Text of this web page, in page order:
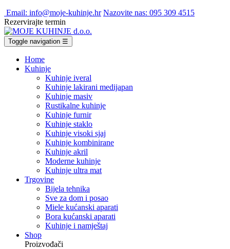
Email: info@moje-kuhinje.hr Nazovite nas: 095 309 4515
Rezervirajte termin
Toggle navigation ☰
Home
Kuhinje
Kuhinje iveral
Kuhinje lakirani medijapan
Kuhinje masiv
Rustikalne kuhinje
Kuhinje furnir
Kuhinje staklo
Kuhinje visoki sjaj
Kuhinje kombinirane
Kuhinje akril
Moderne kuhinje
Kuhinje ultra mat
Trgovine
Bijela tehnika
Sve za dom i posao
Miele kućanski aparati
Bora kućanski aparati
Kuhinje i namještaj
Shop
Proizvođači